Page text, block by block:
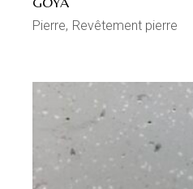
Pierre Revêtement pierre